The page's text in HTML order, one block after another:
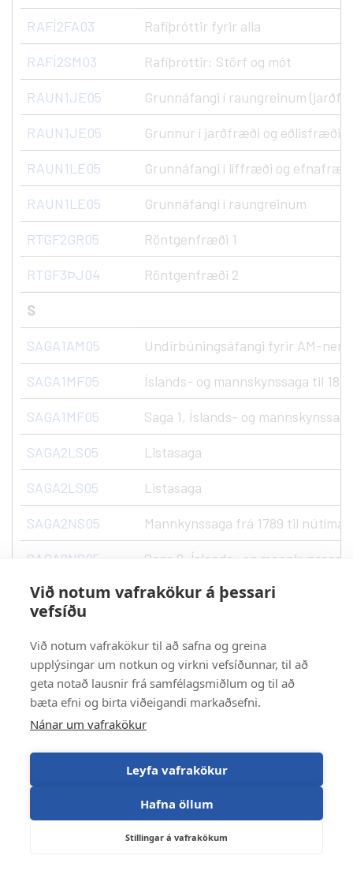
Við notum vafrakökur á þessari
vefsíðu
Við notum vafrakökur til að safna og greina
upplýsingar um notkun og virkni vefsíðunnar, til að
geta notað lausnir frá samfélagsmiðlum og til að
bæta efni og birta viðeigandi markaðsefni.
Nánar um vafrakökur
Leyfa vafrakökur
Hafna öllum
Stillingar á vafrakökum
RAFÍ2FA03 Rafíþróttir fyrir alla
RAFÍ2SM03 Rafíþróttir: Störf og mót
RAUN1JE05 Grunnáfangi í raungreinum
RAUN1JE05 Grunnur í jarðfræði og eðlisfræði
RAUN1LE05 Grunnáfangi í líffræði og efnafræði
RAUN1LE05 Grunnáfangi í raungreinum
RTGF2GR05 Röntgenfræði 1
RTGF3ÞJ04 Röntgenfræði 2
S
SAGA1AM05 Undirbúningsáfangi fyrir AM-
SAGA1MF05 Íslands- og mannskynssaga til
SAGA1MF05 Saga 1, Íslands- og
SAGA2LS05 Listasaga
SAGA2LS05 Listasaga
SAGA2NS05 Mannkynssaga frá 1789 til
SAGA2NS05 Saga 2, Íslands- og
SAGA2TS05 Trúarbragðasaga
SAGA3KM05 Sagan og kvikmyndir
SAGA3LS05 Samtímalist
SAGA3MA05 Samtímasaga
Samtímasaga
Menningarsaga
Menningarsaga